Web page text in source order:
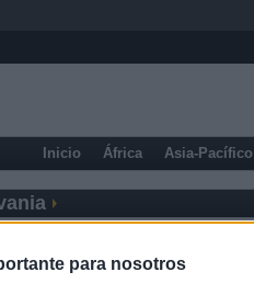
para nosotros
Inicio África Asia-Pacífico